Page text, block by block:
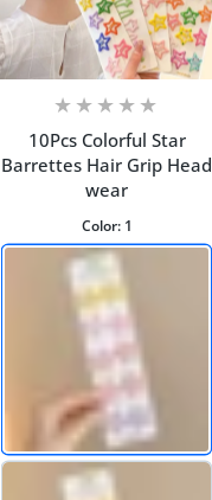
10Pcs Colorful Star
Barrettes Hair Grip Head
wear
Color: 1